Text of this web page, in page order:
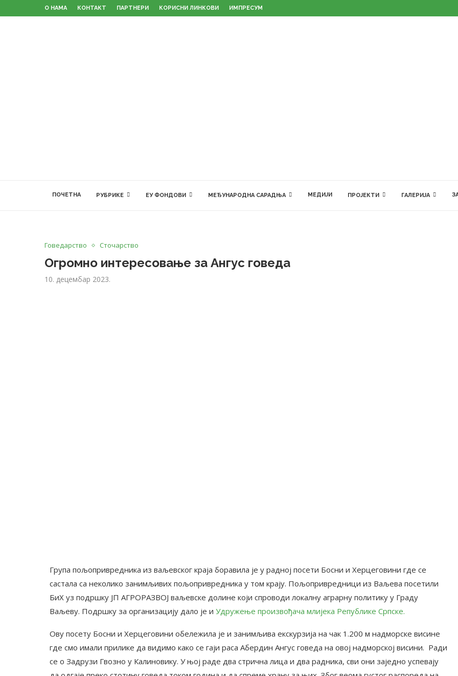
О НАМА КОНТАКТ ПАРТНЕРИ КОРИСНИ ЛИНКОВИ ИМПРЕСУМ
ПОЧЕТНА РУБРИКЕ ЕУ ФОНДОВИ МЕЂУНАРОДНА САРАДЊА МЕДИЈИ ПРОЈЕКТИ ГАЛЕРИЈА
Говедарство Сточарство
Огромно интересовање за Ангус говеда
10. децембар 2023.
Група пољопривредника из ваљевског краја боравила је у радној посети Босни и Херцеговини где се
састала са неколико занимљивих пољопривредника у том крају. Пољопривредници из Ваљева посетили
БиХ уз подршку ЈП АГРОРАЗВОЈ ваљевске долине који спроводи локалну аграрну политику у Граду
Ваљеву. Подршку за организацију дало је и Удружење произвођача млијека Републике Српске.
Ову посету Босни и Херцеговини обележила је и занимљива екскурзија на чак 1.200 м надморске висине
где смо имали прилике да видимо како се гаји раса Абердин Ангус говеда на овој надморској висини. Ради
се о Задрузи Гвозно у Калиновику. У њој раде два стрична лица и два радника, сви они заједно успевају